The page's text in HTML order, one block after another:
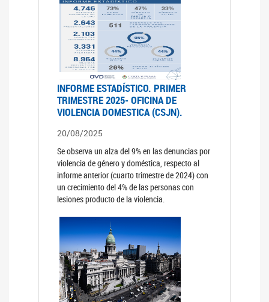
INFORME ESTADÍSTICO. PRIMER
TRIMESTRE 2025- OFICINA DE
VIOLENCIA DOMESTICA (CSJN).
20/08/2025
Se observa un alza del 9% en las denuncias por
violencia de género y doméstica, respecto al
informe anterior (cuarto trimestre de 2024) con
un crecimiento del 4% de las personas con
lesiones producto de la violencia.